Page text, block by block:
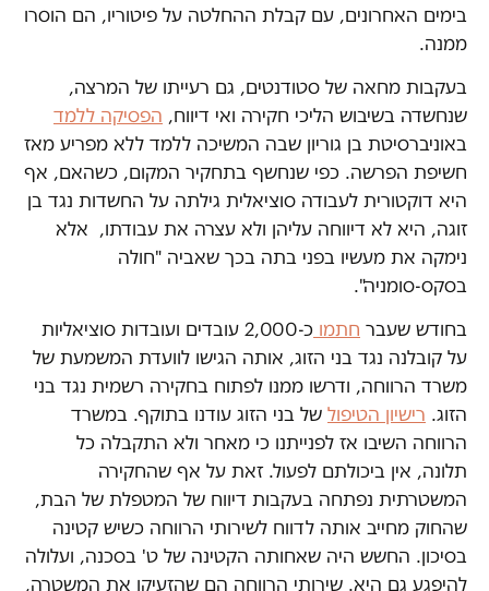
בימים האחרונים, עם קבלת ההחלטה על פיטוריו, הם הוסרו
ממנה.
בעקבות מחאה של סטודנטים, גם רעייתו של המרצה,
שנחשדה בשיבוש הליכי חקירה ואי דיווח, הפסיקה ללמד
באוניברסיטת בן גוריון שבה המשיכה ללמד ללא מפריע מאז
חשיפת הפרשה. כפי שנחשף בתחקיר המקום, כשהאם, אף
היא דוקטורית לעבודה סוציאלית גילתה על החשדות נגד בן
זוגה, היא לא דיווחה עליהן ולא עצרה את עבודתו, אלא
נימקה את מעשיו בפני בתה בכך שאביה "חולה
בסקס-סומניה".
בחודש שעבר חתמו
כ-2,000 עובדים ועובדות סוציאליות
על קובלנה נגד בני הזוג, אותה הגישו לוועדת המשמעת של
משרד הרווחה, ודרשו ממנו לפתוח בחקירה רשמית נגד בני
הזוג. רישיון הטיפול של בני הזוג עודנו בתוקף. במשרד
הרווחה השיבו אז לפנייתנו כי מאחר ולא התקבלה כל
תלונה, אין ביכולתם לפעול. זאת על אף שהחקירה
המשטרתית נפתחה בעקבות דיווח של המטפלת של הבת,
שהחוק מחייב אותה לדווח לשירותי הרווחה כשיש קטינה
בסיכון. החשש היה שאחותה הקטינה של ט' בסכנה, ועלולה
להיפגע גם היא. שירותי הרווחה הם שהזעיקו את המשטרה,